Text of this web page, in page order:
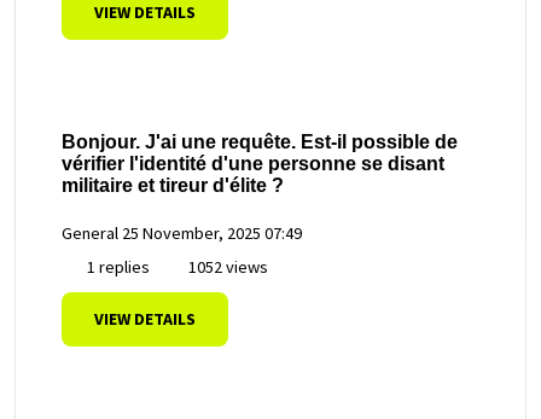
VIEW DETAILS
Bonjour. J'ai une requête. Est-il possible de
vérifier l'identité d'une personne se disant
militaire et tireur d'élite ?
General 25 November, 2025 07:49
1 replies
1052 views
VIEW DETAILS